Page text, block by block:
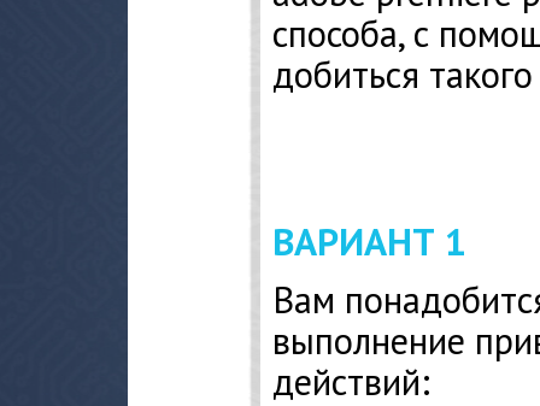
способа, с
добиться
ВАРИАНТ 1
Вам
выполнение
действий: